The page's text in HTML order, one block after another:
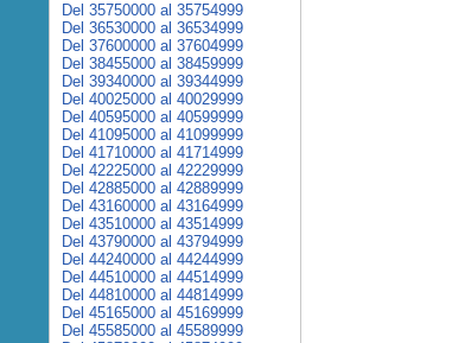
Del 35750000 al 35754999
Del 36530000 al 36534999
Del 37600000 al 37604999
Del 38455000 al 38459999
Del 39340000 al 39344999
Del 40025000 al 40029999
Del 40595000 al 40599999
Del 41095000 al 41099999
Del 41710000 al 41714999
Del 42225000 al 42229999
Del 42885000 al 42889999
Del 43160000 al 43164999
Del 43510000 al 43514999
Del 43790000 al 43794999
Del 44240000 al 44244999
Del 44510000 al 44514999
Del 44810000 al 44814999
Del 45165000 al 45169999
Del 45585000 al 45589999